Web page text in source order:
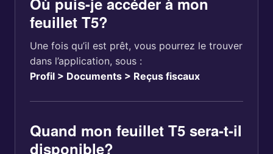
feuillet T5?
Une fois qu’il est prêt, vous pourrez le trouver
dans l’application, sous :
Profil > Documents > Reçus fiscaux
Quand mon feuillet T5 sera-t-il
disponible?